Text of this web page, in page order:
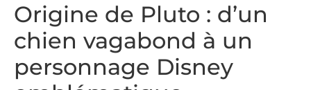
Origine de Pluto : d’un
chien vagabond à un
personnage Disney